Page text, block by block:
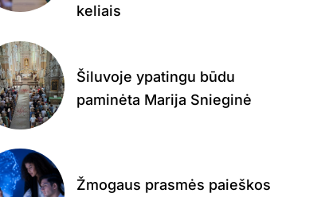
keliais
Šiluvoje ypatingu būdu
paminėta Marija Snieginė
Žmogaus prasmės paieškos